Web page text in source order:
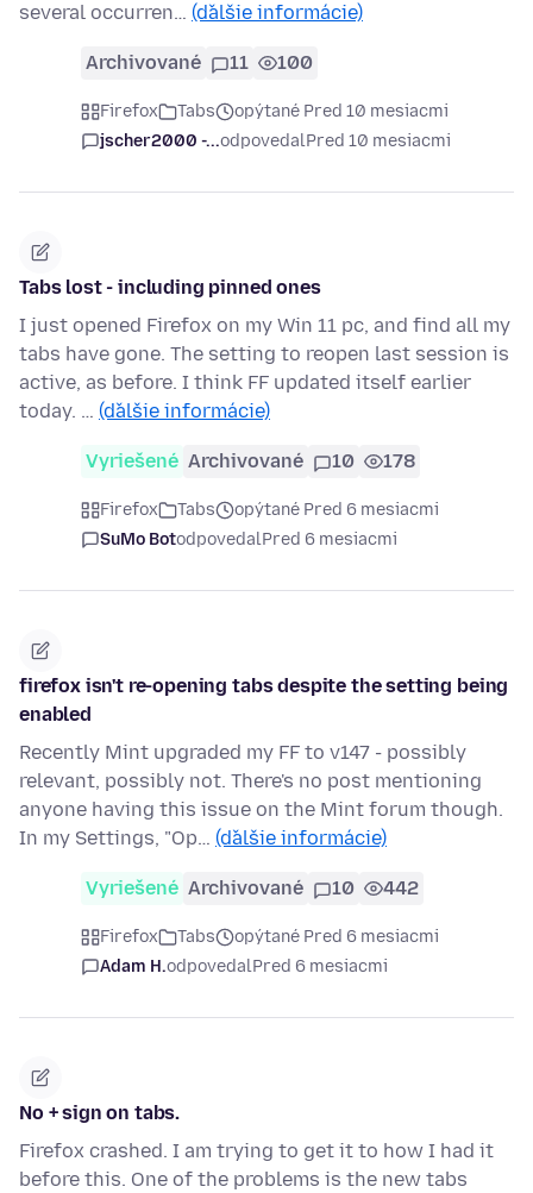
several occurren… (ďalšie informácie)
Archivované 11 100
Firefox Tabs
opýtané Pred 10 mesiacmi
jscher2000 -...odpovedalPred 10 mesiacmi
Tabs lost - including pinned ones
I just opened Firefox on my Win 11 pc, and find all my
tabs have gone. The setting to reopen last session is
active, as before. I think FF updated itself earlier
today. … (ďalšie informácie)
Vyriešené Archivované 10 178
Firefox Tabs
opýtané Pred 6 mesiacmi
SuMo BotodpovedalPred 6 mesiacmi
firefox isn't re-opening tabs despite the setting being
enabled
Recently Mint upgraded my FF to v147 - possibly
relevant, possibly not. There's no post mentioning
anyone having this issue on the Mint forum though.
In my Settings, "Op… (ďalšie informácie)
Vyriešené Archivované 10 442
Firefox Tabs
opýtané Pred 6 mesiacmi
Adam H.odpovedalPred 6 mesiacmi
No + sign on tabs.
Firefox crashed. I am trying to get it to how I had it
before this. One of the problems is the new tabs